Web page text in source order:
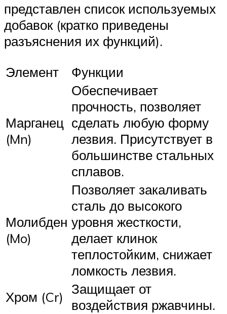
представлен список используемых
добавок (кратко приведены
разъяснения их функций).
Элемент
Функции
Марганец
(Mn)
Обеспечивает
прочность, позволяет
сделать любую форму
лезвия. Присутствует в
большинстве стальных
сплавов.
Молибден
(Mo)
Позволяет закаливать
сталь до высокого
уровня жесткости,
делает клинок
теплостойким, снижает
ломкость лезвия.
Хром (Cr)
Защищает от
воздействия ржавчины.